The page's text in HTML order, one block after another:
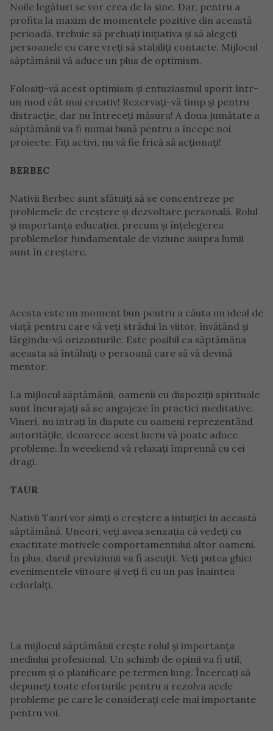
Noile legături se vor crea de la sine. Dar, pentru a
profita la maxim de momentele pozitive din această
perioadă, trebuie să preluați inițiativa și să alegeți
persoanele cu care vreți să stabiliți contacte. Mijlocul
săptămânii vă aduce un plus de optimism.
Folosiți-vă acest optimism și entuziasmul sporit într-
un mod cât mai creativ! Rezervați-vă timp și pentru
distracție, dar nu întreceți măsura! A doua jumătate a
săptămânii va fi numai bună pentru a începe noi
proiecte. Fiți activi, nu vă fie frică să acționați!
BERBEC
Nativii Berbec sunt sfătuiți să se concentreze pe
problemele de creștere și dezvoltare personală. Rolul
și importanța educației, precum și înțelegerea
problemelor fundamentale de viziune asupra lumii
sunt în creștere.
Acesta este un moment bun pentru a căuta un ideal de
viață pentru care vă veți strădui în viitor, învățând și
lărgindu-vă orizonturile. Este posibil ca săptămâna
aceasta să întâlniți o persoană care să vă devină
mentor.
La mijlocul săptămânii, oamenii cu dispoziții spirituale
sunt încurajați să se angajeze în practici meditative.
Vineri, nu intrați în dispute cu oameni reprezentând
autoritățile, deoarece acest lucru vă poate aduce
probleme. În weeekend vă relaxați împreună cu cei
dragi.
TAUR
Nativii Tauri vor simți o creștere a intuiției în această
săptămână. Uneori, veți avea senzația că vedeți cu
exactitate motivele comportamentului altor oameni.
În plus, darul previziunii va fi ascuțit. Veți putea ghici
evenimentele viitoare și veți fi cu un pas înaintea
celorlalți.
La mijlocul săptămânii crește rolul și importanța
mediului profesional. Un schimb de opinii va fi util,
precum și o planificare pe termen lung. Încercați să
depuneți toate eforturile pentru a rezolva acele
probleme pe care le considerați cele mai importante
pentru voi.